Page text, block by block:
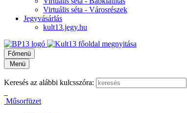
Virtuális séta - Városrészek
Jegyvásárlás
kult13.jegy.hu
Főmenü
Menü
Keresés az alábbi kulcsszóra:
Műsorfüzet